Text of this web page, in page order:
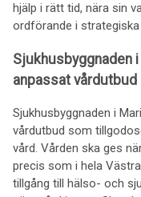
hjälp i rätt tid, nära sin
ordförande i
Sjukhusbyggnaden
anpassat vårdutbud
Sjukhusbyggnaden i
vårdutbud som
vård. Vården ska ges
precis som i hela
tillgång till hälso- och